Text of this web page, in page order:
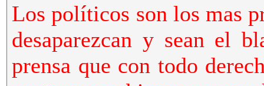
Los políticos son los mas
desaparezcan y sean el
prensa que con todo